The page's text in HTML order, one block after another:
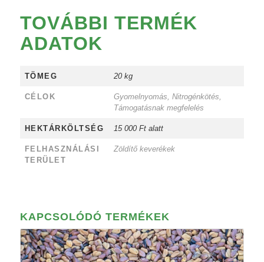
TOVÁBBI TERMÉK
ADATOK
TÖMEG 20 kg
CÉLOK
Gyomelnyomás, Nitrogénkötés,
Támogatásnak megfelelés
HEKTÁRKÖLTSÉG 15 000 Ft alatt
FELHASZNÁLÁSI
TERÜLET
Zöldítő keverékek
KAPCSOLÓDÓ TERMÉKEK